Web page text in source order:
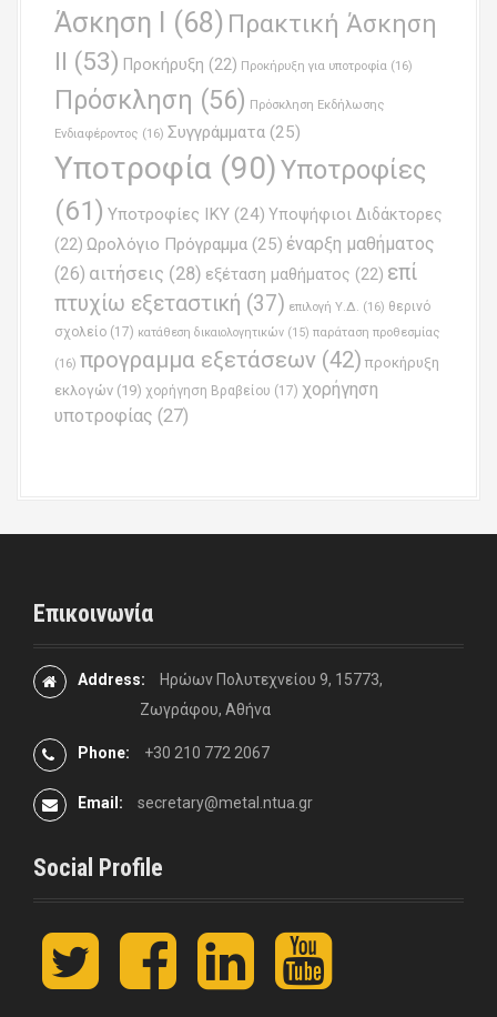
Άσκηση Ι
(68) Πρακτική Άσκηση
ΙΙ (53) Προκήρυξη (22) Προκήρυξη για υποτροφία (16)
Πρόσκληση (56) Πρόσκληση Εκδήλωσης
Ενδιαφέροντος (16) Συγγράμματα (25)
Υποτροφία (90)Υποτροφίες
(61) Υποτροφίες ΙΚΥ (24) Υποψήφιοι Διδάκτορες
(22) Ωρολόγιο Πρόγραμμα (25) έναρξη μαθήματος
(26) αιτήσεις (28) εξέταση μαθήματος (22) επί
πτυχίω εξεταστική (37) επιλογή Υ.Δ. (16) θερινό
σχολείο (17) κατάθεση δικαιολογητικών (15) παράταση προθεσμίας
(16) προγραμμα εξετάσεων (42) προκήρυξη
εκλογών (19) χορήγηση Βραβείου (17) χορήγηση
υποτροφίας (27)
Επικοινωνία
Address:
Ηρώων Πολυτεχνείου 9, 15773,
Ζωγράφου, Αθήνα
Phone: +30 210 772 2067
Email: secretary@metal.ntua.gr
Social Profile
t
i
F
c
L
n
y
u